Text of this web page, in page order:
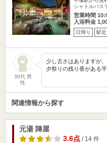
シャトルバス
営業時間
入浴料金
日帰り 駅近
30代 男
性
少し古さはありますが
夕祭りの残り香がある
関連情報から探す
元湯 陣屋
3.6点/ 14 件